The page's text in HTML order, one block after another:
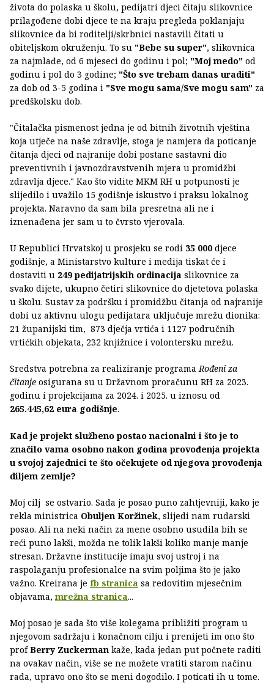
života do polaska u školu, pedijatri djeci čitaju slikovnice
prilagođene dobi djece te na kraju pregleda poklanjaju
slikovnice da bi roditelji/skrbnici nastavili čitati u
obiteljskom okruženju. To su "Bebe su super", slikovnica
za najmlađe, od 6 mjeseci do godinu i pol; "Moj medo" od
godinu i pol do 3 godine; "Što sve trebam danas uraditi"
za dob od 3-5 godina i "Sve mogu sama/Sve mogu sam" za
predškolsku dob.
"Čitalačka pismenost jedna je od bitnih životnih vještina
koja utječe na naše zdravlje, stoga je namjera da poticanje
čitanja djeci od najranije dobi postane sastavni dio
preventivnih i javnozdravstvenih mjera u promidžbi
zdravlja djece." Kao što vidite MKM RH u potpunosti je
slijedilo i uvažilo 15 godišnje iskustvo i praksu lokalnog
projekta. Naravno da sam bila presretna ali ne i
iznenađena jer sam u to čvrsto vjerovala.
U Republici Hrvatskoj u prosjeku se rodi 35 000 djece
godišnje, a Ministarstvo kulture i medija tiskat će i
dostaviti u 249 pedijatrijskih ordinacija slikovnice za
svako dijete, ukupno četiri slikovnice do djetetova polaska
u školu. Sustav za podršku i promidžbu čitanja od najranije
dobi uz aktivnu ulogu pedijatara uključuje mrežu dionika:
21 županijski tim, 873 dječja vrtića i 1127 područnih
vrtićkih objekata, 232 knjižnice i volontersku mrežu.
Sredstva potrebna za realiziranje programaRođeni za
čitanje osigurana su u Državnom proračunu RH za 2023.
godinu i projekcijama za 2024. i 2025. u iznosu od
265.445,62 eura godišnje.
Kad je projekt službeno postao nacionalni i što je to
značilo vama osobno nakon godina provođenja projekta
u svojoj zajednici te što očekujete od njegova provođenja
diljem zemlje?
Moj cilj se ostvario. Sada je posao puno zahtjevniji, kako je
rekla ministrica Obuljen Koržinek, slijedi nam rudarski
posao. Ali na neki način za mene osobno usudila bih se
reći puno lakši, možda ne tolik lakši koliko manje manje
stresan. Državne institucije imaju svoj ustroj i na
raspolaganju profesionalce na svim poljima što je jako
važno. Kreirana je fb stranica sa redovitim mjesečnim
objavama,mrežna stranica...
Moj posao je sada što više kolegama približiti program u
njegovom sadržaju i konačnom cilju i prenijeti im ono što
profBerry Zuckerman kaže, kada jedan put počnete raditi
na ovakav način, više se ne možete vratiti starom načinu
rada, upravo ono što se meni dogodilo. I poticati ih u tome.